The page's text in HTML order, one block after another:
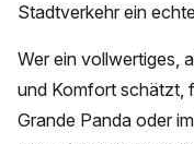
Stadtverkehr ein
Wer ein vollwertiges,
und Komfort schätzt,
Grande Panda oder